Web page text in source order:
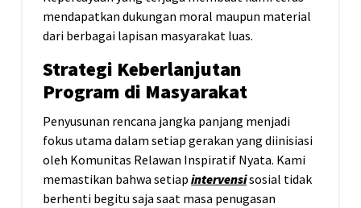
mendapatkan dukungan moral maupun material
dari berbagai lapisan masyarakat luas.
Strategi Keberlanjutan
Program di Masyarakat
Penyusunan rencana jangka panjang menjadi
fokus utama dalam setiap gerakan yang diinisiasi
oleh Komunitas Relawan Inspiratif Nyata. Kami
memastikan bahwa setiap intervensisosial tidak
berhenti begitu saja saat masa penugasan